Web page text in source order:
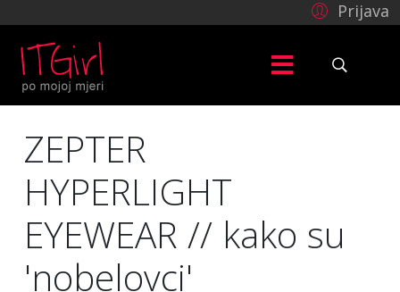
Prijava
ZEPTER
HYPERLIGHT
EYEWEAR // kako su
'nobelovci'